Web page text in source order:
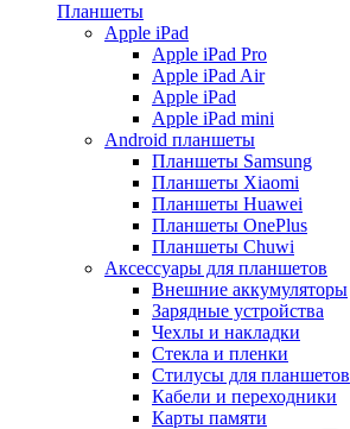
Планшеты
Apple iPad
Apple iPad Pro
Apple iPad Air
Apple iPad
Apple iPad mini
Android планшеты
Планшеты Samsung
Планшеты Xiaomi
Планшеты Huawei
Планшеты OnePlus
Планшеты Chuwi
Аксессуары для планшетов
Внешние аккумуляторы
Зарядные устройства
Чехлы и накладки
Стекла и пленки
Стилусы для планшетов
Кабели и переходники
Карты памяти